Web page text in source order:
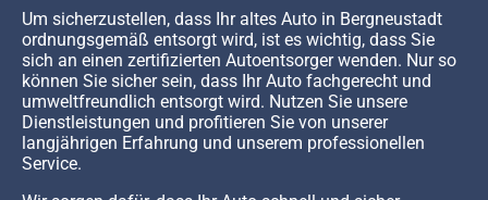
Um sicherzustellen, dass Ihr altes Auto in Bergneustadt
ordnungsgemäß entsorgt wird, ist es wichtig, dass Sie
sich an einen zertifizierten Autoentsorger wenden. Nur so
können Sie sicher sein, dass Ihr Auto fachgerecht und
umweltfreundlich entsorgt wird. Nutzen Sie unsere
Dienstleistungen und profitieren Sie von unserer
langjährigen Erfahrung und unserem professionellen
Service.